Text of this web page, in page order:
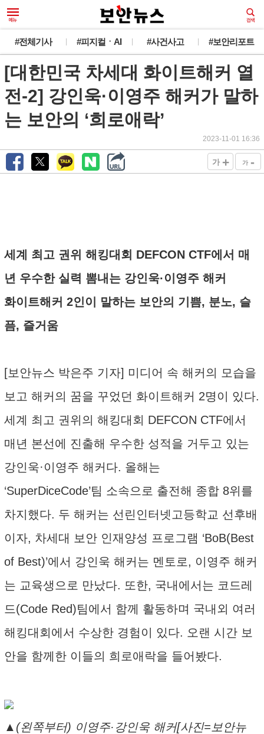
#전체기사 #피지컬ㆍAI #사건사고 #보안리포트
[대한민국 차세대 화이트해커 열
전-2] 강인욱·이영주 해커가 말하
는 보안의 ‘희로애락’
2023-11-01 16:36
가 + 가 -
세계 최고 권위 해킹대회 DEFCON CTF에서 매
년 우수한 실력 뽐내는 강인욱·이영주 해커
화이트해커 2인이 말하는 보안의 기쁨, 분노, 슬
픔, 즐거움
[보안뉴스 박은주 기자] 미디어 속 해커의 모습을
보고 해커의 꿈을 꾸었던 화이트해커 2명이 있다.
세계 최고 권위의 해킹대회 DEFCON CTF에서
매년 본선에 진출해 우수한 성적을 거두고 있는
강인욱·이영주 해커다. 올해는
‘SuperDiceCode’팀 소속으로 출전해 종합 8위를
차지했다. 두 해커는 선린인터넷고등학교 선후배
이자, 차세대 보안 인재양성 프로그램 ‘BoB(Best
of Best)’에서 강인욱 해커는 멘토로, 이영주 해커
는 교육생으로 만났다. 또한, 국내에서는 코드레
드(Code Red)팀에서 함께 활동하며 국내외 여러
해킹대회에서 수상한 경험이 있다. 오랜 시간 보
안을 함께한 이들의 희로애락을 들어봤다.
▲(왼쪽부터) 이영주·강인욱 해커[사진=보안뉴